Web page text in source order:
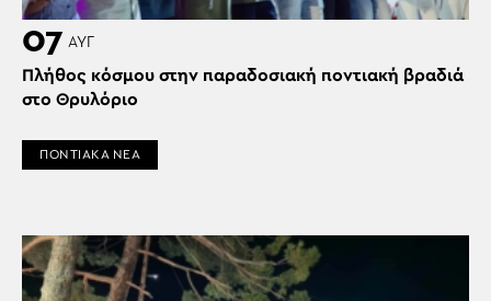
07 ΑΥΓ
Πλήθος κόσμου στην παραδοσιακή ποντιακή βραδιά
στο Θρυλόριο
ΠΟΝΤΙΑΚΑ ΝΕΑ